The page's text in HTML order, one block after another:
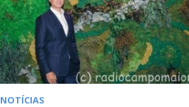
NOTÍCIAS